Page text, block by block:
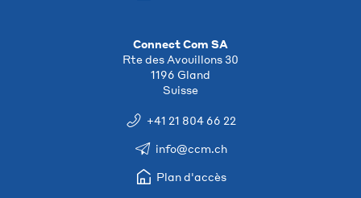
Connect Com SA
Rte des Avouillons 30
1196 Gland
Suisse
+41 21 804 66 22
info@ccm.ch
Plan d'accès